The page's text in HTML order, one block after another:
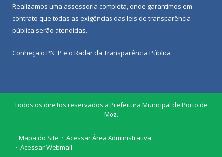
Realizamos uma assessoria completa, onde garantimos em
contrato que todas as exigências das leis de transparência
pública serão atendidas.
Conheça o PNTP e o Radar da Transparência Pública
Todos os direitos reservados a Prefeitura Municipal de Porto de
Moz.
Mapa do Site
Acessar Área Administrativa
Acessar Webmail